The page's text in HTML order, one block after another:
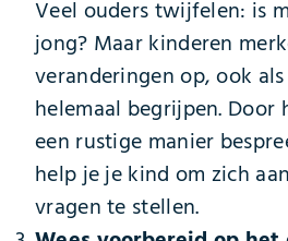
Veel ouders twijfelen: is
jong? Maar kinderen
veranderingen op, ook
helemaal begrijpen. Door
een rustige manier
help je je kind om zich
vragen te stellen.